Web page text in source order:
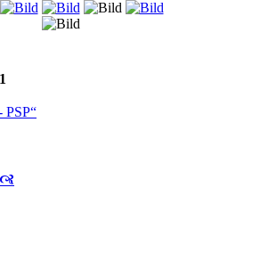
1
PSP“
🙧